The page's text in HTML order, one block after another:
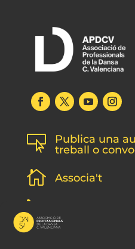

Publica una
treball o
 Associa't
l